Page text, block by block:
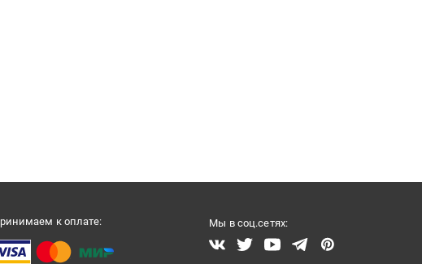
к оплате: Мы в соц.сетях: